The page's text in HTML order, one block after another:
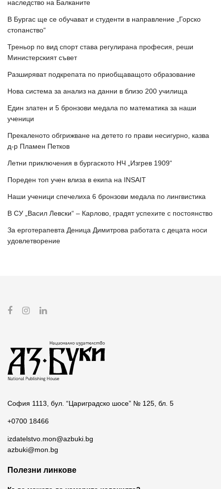
наследство на Балканите
В Бургас ще се обучават и студенти в направление „Горско
стопанство“
Треньор по вид спорт става регулирана професия, реши
Министерският съвет
Разширяват подкрепата по приобщаващото образование
Нова система за анализ на данни в близо 200 училища
Един златен и 5 бронзови медала по математика за наши
ученици
Прекаленото обгрижване на детето го прави несигурно, казва
д-р Пламен Петков
Летни приключения в бургаското НЧ „Изгрев 1909“
Пореден топ учен влиза в екипа на INSAIT
Наши ученици спечелиха 6 бронзови медала по лингвистика
В СУ „Васил Левски“ – Карлово, градят успехите с постоянство
За ерготерапевта Деница Димитрова работата с децата носи
удовлетворение
София 1113, бул. “Цариградско шосе” № 125, бл. 5
+0700 18466
izdatelstvo.mon@azbuki.bg
azbuki@mon.bg
Полезни линкове